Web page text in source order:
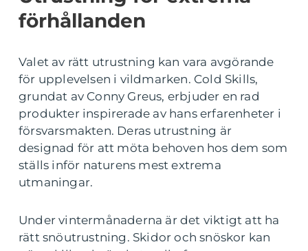
förhållanden
Valet av rätt utrustning kan vara avgörande
för upplevelsen i vildmarken. Cold Skills,
grundat av Conny Greus, erbjuder en rad
produkter inspirerade av hans erfarenheter i
försvarsmakten. Deras utrustning är
designad för att möta behoven hos dem som
ställs inför naturens mest extrema
utmaningar.
Under vintermånaderna är det viktigt att ha
rätt snöutrustning. Skidor och snöskor kan